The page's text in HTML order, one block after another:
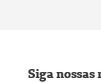
Siga nossas